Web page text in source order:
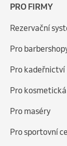
PRO FIRMY
Rezervační
Pro
Pro kadeřnictví
Pro
Pro maséry
Pro sportovní